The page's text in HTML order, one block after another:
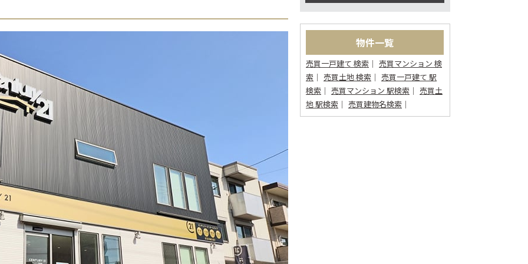
物件一覧
売買一戸建て 検索
売買マンション 検
索
売買土地 検索
売買一戸建て 駅
検索
売買マンション 駅検索
売買土
地 駅検索
売買建物名検索